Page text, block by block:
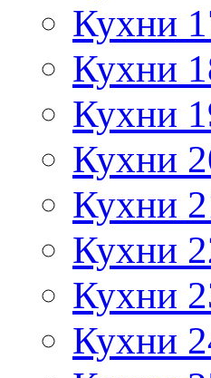
Кухни
Кухни
Кухни
Кухни
Кухни
Кухни
Кухни
Кухни